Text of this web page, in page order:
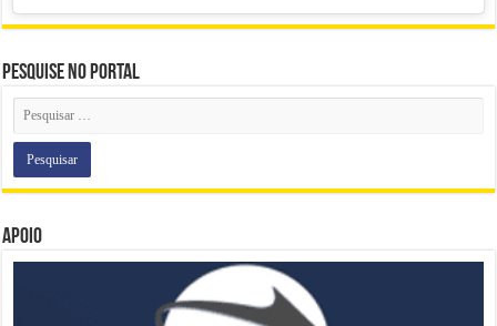
Pesquise no portal
Apoio